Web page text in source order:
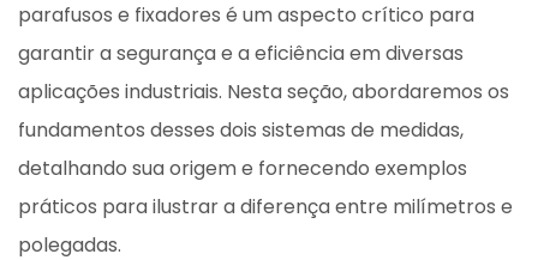
parafusos e fixadores é um aspecto crítico para
garantir a segurança e a eficiência em diversas
aplicações industriais. Nesta seção, abordaremos os
fundamentos desses dois sistemas de medidas,
detalhando sua origem e fornecendo exemplos
práticos para ilustrar a diferença entre milímetros e
polegadas.